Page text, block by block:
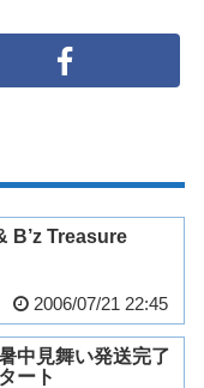
B’z Treasure
2006/07/21 22:45
中見舞い発送完了
ート